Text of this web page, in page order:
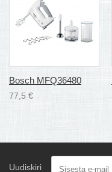
Bosch MFQ36480
77,5 €
Uudiskiri